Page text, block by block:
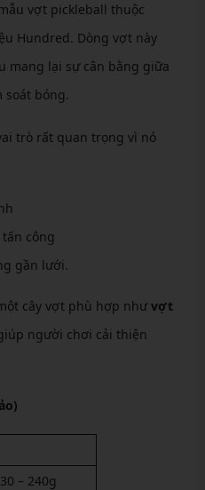
vợt pickleball thuộc
Hundred. Dòng vợt này
mang lại sự cân bằng giữa
soát bóng.
trò rất quan trọng vì nó
công
gần lưới.
cây vợt phù hợp nhưvợt
người chơi cải thiện
– 240g